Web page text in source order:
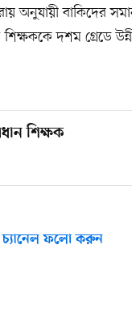
অনুযায়ী বাকিদের
দশম গ্রেডে
শিক্ষক
ফলো করুন